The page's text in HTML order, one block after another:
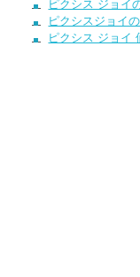
ピクシス ジョイ
ピクシスジョイ
ピクシス ジョイ